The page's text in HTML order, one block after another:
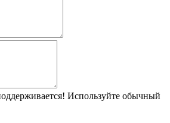
Используйте обычный